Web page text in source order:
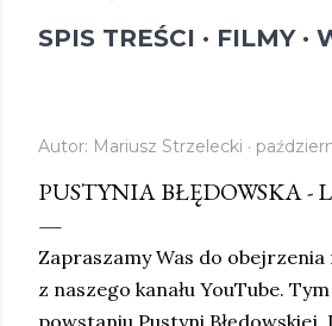
SPIS TREŚCI FILMY
Autor: Mariusz Strzelecki
PUSTYNIA BŁĘDOWSKA -
Zapraszamy Was do obejrzenia
z naszego kanału YouTube.
powstaniu Pustyni Błędowskiej.